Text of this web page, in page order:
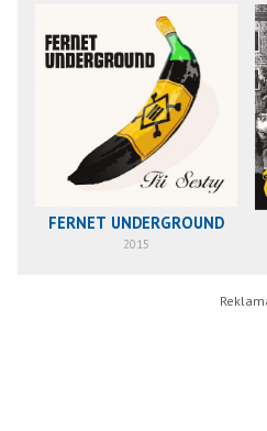
FERNET UNDERGROUND
2015